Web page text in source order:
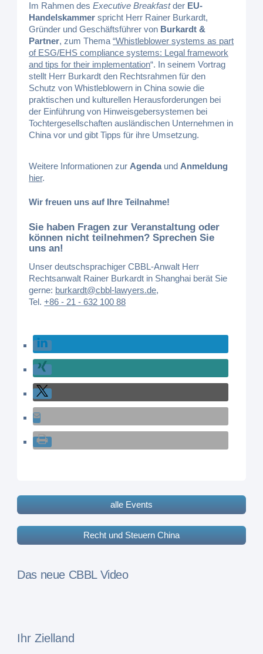
Im Rahmen desExecutive Breakfastder EU-
Handelskammer spricht Herr Rainer Burkardt,
Gründer und Geschäftsführer von Burkardt &
Partner, zum Thema“Whistleblower systems as part
of ESG/EHS compliance systems: Legal framework
and tips for their implementation“. In seinem Vortrag
stellt Herr Burkardt den Rechtsrahmen für den
Schutz von Whistleblowern in China sowie die
praktischen und kulturellen Herausforderungen bei
der Einführung von Hinweisgebersystemen bei
Tochtergesellschaften ausländischen Unternehmen in
China vor und gibt Tipps für ihre Umsetzung.
Weitere Informationen zur Agendaund Anmeldung
hier.
Wir freuen uns auf Ihre Teilnahme!
Sie haben Fragen zur Veranstaltung oder
können nicht teilnehmen? Sprechen Sie
uns an!
Unser deutschsprachiger CBBL-Anwalt Herr
Rechtsanwalt Rainer Burkardt in Shanghai berät Sie
gerne: burkardt@cbbl-lawyers.de,
Tel.+86 - 21 - 632 100 88
alle Events
Recht und Steuern China
Das neue CBBL Video
Ihr Zielland